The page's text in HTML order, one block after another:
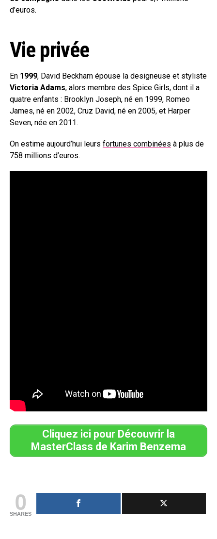
d’euros.
Vie privée
En 1999, David Beckham épouse la designeuse et styliste
Victoria Adams, alors membre des Spice Girls, dont il a
quatre enfants : Brooklyn Joseph, né en 1999, Romeo
James, né en 2002, Cruz David, né en 2005, et Harper
Seven, née en 2011.
On estime aujourd’hui leurs fortunes combinées à plus de
758 millions d’euros.
Cliquez ici pour Découvrir la
MasterClass de Karim Benzema
0
SHARES